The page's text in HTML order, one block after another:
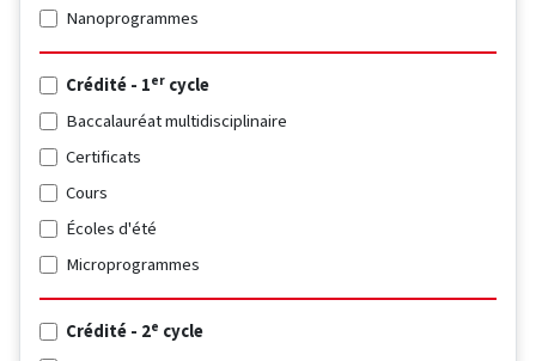
Nanoprogrammes
Crédité - 1er cycle
Baccalauréat multidisciplinaire
Certificats
Cours
Écoles d'été
Microprogrammes
Crédité - 2e cycle